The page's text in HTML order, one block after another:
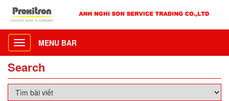
Toggle
navigation
MENU BAR
Search